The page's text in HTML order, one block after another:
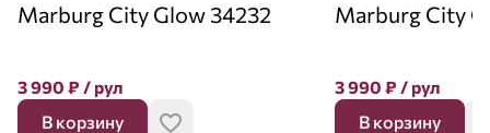
Marburg City Glow 34232
3 990 ₽ / рул
В корзину
Marburg City
3 990 ₽ / рул
В корзину